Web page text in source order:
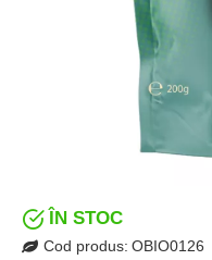
ÎN STOC
Cod produs: OBIO0126